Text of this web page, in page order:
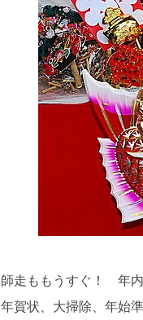
師走ももうすぐ！ 年内
年賀状、大掃除、年始